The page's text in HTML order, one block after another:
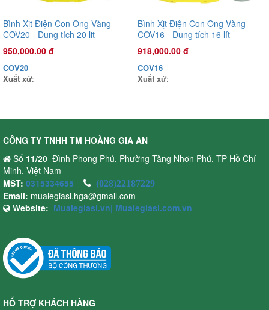
Đầu phun áp lực chất lỏng Oshima OS35T 1.0HP Xanh đậm
(hoạt động bằng sức kéo động cơ)
2,720,000.00 đ
OS35T
Xuất xứ:
Bình Xịt Điện Con Ong Vàng
COV20 - Dung tích 20 lit
950,000.00 đ
COV20
Xuất xứ:
Bình Xịt Điện Con Ong Vàng
COV16 - Dung tích 16 lít
918,000.00 đ
COV16
Xuất xứ:
CÔNG TY TNHH TM HOÀNG GIA AN
Số 11/20 Đình Phong Phú, Phường Tăng Nhơn Phú, TP Hồ Chí
Minh, Việt Nam
MST: 0315334655 (028)22187229
Email: mualegiasi.hga@gmail.com
Website: Mualegiasi.vn| Mualegiasi.com.vn
HỖ TRỢ KHÁCH HÀNG